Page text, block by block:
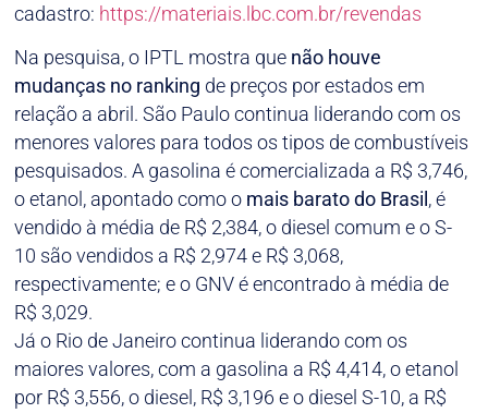
cadastro: https://materiais.lbc.com.br/revendas
Na pesquisa, o IPTL mostra que não houve
mudanças no ranking de preços por estados em
relação a abril. São Paulo continua liderando com os
menores valores para todos os tipos de combustíveis
pesquisados. A gasolina é comercializada a R$ 3,746,
o etanol, apontado como o mais barato do Brasil , é
vendido à média de R$ 2,384, o diesel comum e o S-
10 são vendidos a R$ 2,974 e R$ 3,068,
respectivamente; e o GNV é encontrado à média de
R$ 3,029.
Já o Rio de Janeiro continua liderando com os
maiores valores, com a gasolina a R$ 4,414, o etanol
por R$ 3,556, o diesel, R$ 3,196 e o diesel S-10, a R$